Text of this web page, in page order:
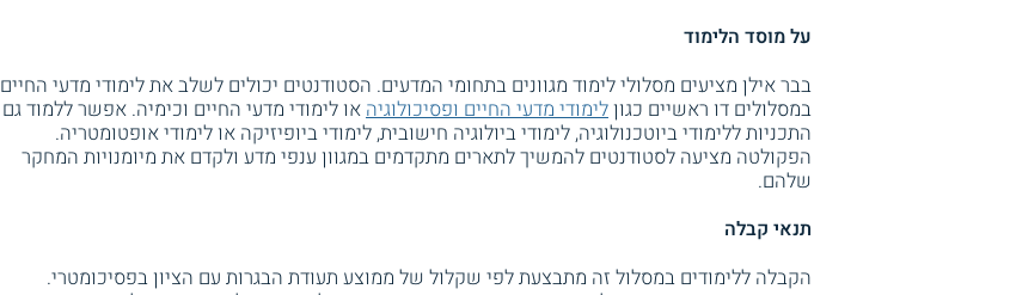
על מוסד הלימוד
בבר אילן מציעים מסלולי לימוד מגוונים בתחומי המדעים. הסטודנטים יכולים לשלב את לימודי מדעי החיים
במסלולים דו ראשיים כגוןלימודי מדעי החיים ופסיכולוגיהאו לימודי מדעי החיים וכימיה. אפשר ללמוד גם
התכניות ללימודי ביוטכנולוגיה, לימודי ביולוגיה חישובית, לימודי ביופיזיקה או לימודי אופטומטריה.
הפקולטה מציעה לסטודנטים להמשיך לתארים מתקדמים במגוון ענפי מדע ולקדם את מיומנויות המחקר
שלהם.
תנאי קבלה
הקבלה ללימודים במסלול זה מתבצעת לפי שקלול של ממוצע תעודת הבגרות עם הציון בפסיכומטרי.